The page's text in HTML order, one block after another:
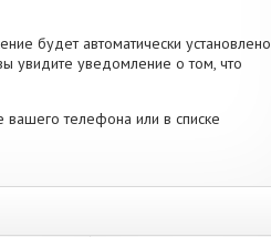
будет автоматически установлено
увидите уведомление о том, что
вашего телефона или в списке